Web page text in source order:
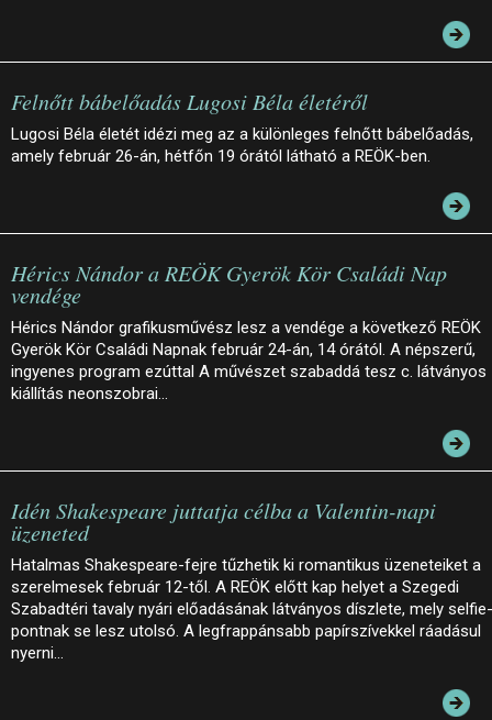
Felnőtt bábelőadás Lugosi Béla életéről
Lugosi Béla életét idézi meg az a különleges felnőtt bábelőadás,
amely február 26-án, hétfőn 19 órától látható a REÖK-ben.
Hérics Nándor a REÖK Gyerök Kör Családi Nap
vendége
Hérics Nándor grafikusművész lesz a vendége a következő REÖK
Gyerök Kör Családi Napnak február 24-án, 14 órától. A népszerű,
ingyenes program ezúttal A művészet szabaddá tesz c. látványos
kiállítás neonszobrai…
Idén Shakespeare juttatja célba a Valentin-napi
üzeneted
Hatalmas Shakespeare-fejre tűzhetik ki romantikus üzeneteiket a
szerelmesek február 12-től. A REÖK előtt kap helyet a Szegedi
Szabadtéri tavaly nyári előadásának látványos díszlete, mely selfie-
pontnak se lesz utolsó. A legfrappánsabb papírszívekkel ráadásul
nyerni…